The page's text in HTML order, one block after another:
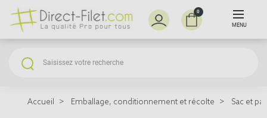
0
MENU
Accueil Emballage, conditionnement et récolte Sac et